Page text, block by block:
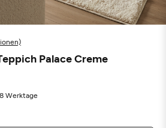
Palace Creme
Werktage